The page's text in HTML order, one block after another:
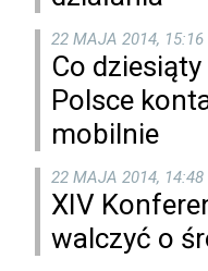
22 MAJA 2014, 15:16
Co
Polsce
mobilnie
22 MAJA 2014, 14:48
XIV
walczyć o